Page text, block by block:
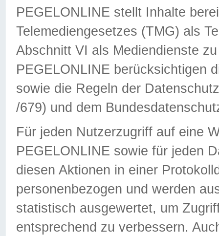
PEGELONLINE stellt Inhalte
Telemediengesetzes (TMG) als
Abschnitt VI als Mediendienste
PEGELONLINE berücksichtigen
sowie die Regeln der
/679) und dem
Für jeden Nutzerzugriff auf eine
PEGELONLINE sowie für jeden
diesen Aktionen in einer
personenbezogen und werden
statistisch ausgewertet, um
entsprechend zu verbessern.